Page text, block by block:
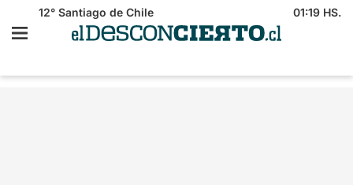
12° Santiago de Chile 01:19 HS.